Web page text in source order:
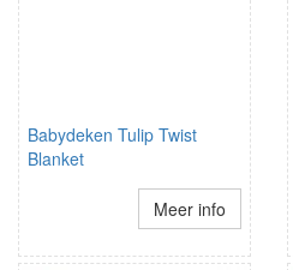
Babydeken Tulip Twist
Blanket
Meer info